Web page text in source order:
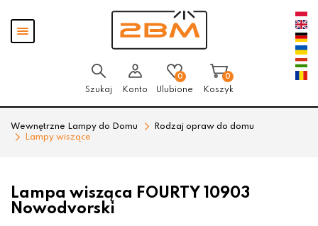
Pokaż
menu
Szukaj Konto
0
Ulubione
0
Koszyk
Wewnętrzne Lampy do Domu
Rodzaj opraw do domu
Lampy wiszące
Lampa wisząca FOURTY 10903
Nowodvorski